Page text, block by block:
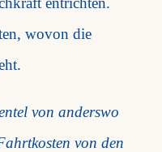
wovon die
von anderswo
von den